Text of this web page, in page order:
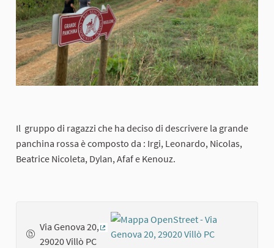
Il gruppo di ragazzi che ha deciso di descrivere la grande
panchina rossa è composto da : Irgi, Leonardo, Nicolas,
Beatrice Nicoleta, Dylan, Afaf e Kenouz.
Via Genova 20,
29020 Villò PC
(Collegamento esterno)